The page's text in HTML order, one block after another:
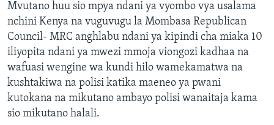
Mvutano huu sio mpya ndani ya vyombo vya usalama
nchini Kenya na vuguvugu la Mombasa Republican
Council- MRC anghlabu ndani ya kipindi cha miaka 10
iliyopita ndani ya mwezi mmoja viongozi kadhaa na
wafuasi wengine wa kundi hilo wamekamatwa na
kushtakiwa na polisi katika maeneo ya pwani
kutokana na mikutano ambayo polisi wanaitaja kama
sio mikutano halali.